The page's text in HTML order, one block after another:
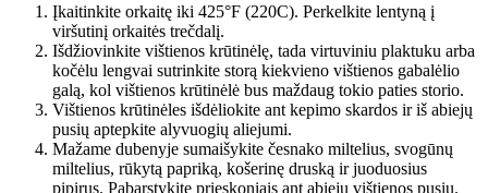
Įkaitinkite orkaitę iki 425°F (220C). Perkelkite lentyną į
viršutinį orkaitės trečdalį.
Išdžiovinkite vištienos krūtinėlę, tada virtuviniu plaktuku arba
kočėlu lengvai sutrinkite storą kiekvieno vištienos gabalėlio
galą, kol vištienos krūtinėlė bus maždaug tokio paties storio.
Vištienos krūtinėles išdėliokite ant kepimo skardos ir iš abiejų
pusių aptepkite alyvuogių aliejumi.
Mažame dubenyje sumaišykite česnako miltelius, svogūnų
miltelius, rūkytą papriką, košerinę druską ir juoduosius
pipirus. Pabarstykite prieskoniais ant abiejų vištienos pusių.